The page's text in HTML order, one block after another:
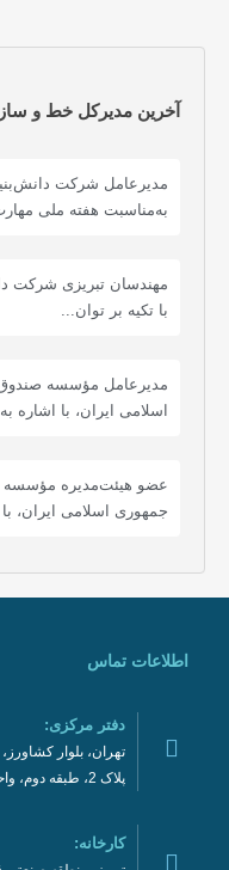
آخرین مدیر‌کل خط و
مدیرعامل شرکت
به‌مناسبت هفته ملی
مهندسان تبریزی شرکت
با تکیه بر توان...
مدیرعامل مؤسسه صندوق
اسلامی ایران، با اشاره
عضو هیئت‌مدیره مؤسسه
جمهوری اسلامی ایران،
اطلاعات تماس
دفتر مرکزی:
تهران، بلوار
پلاک 2، طبقه دوم، واحد 307
کارخانه: